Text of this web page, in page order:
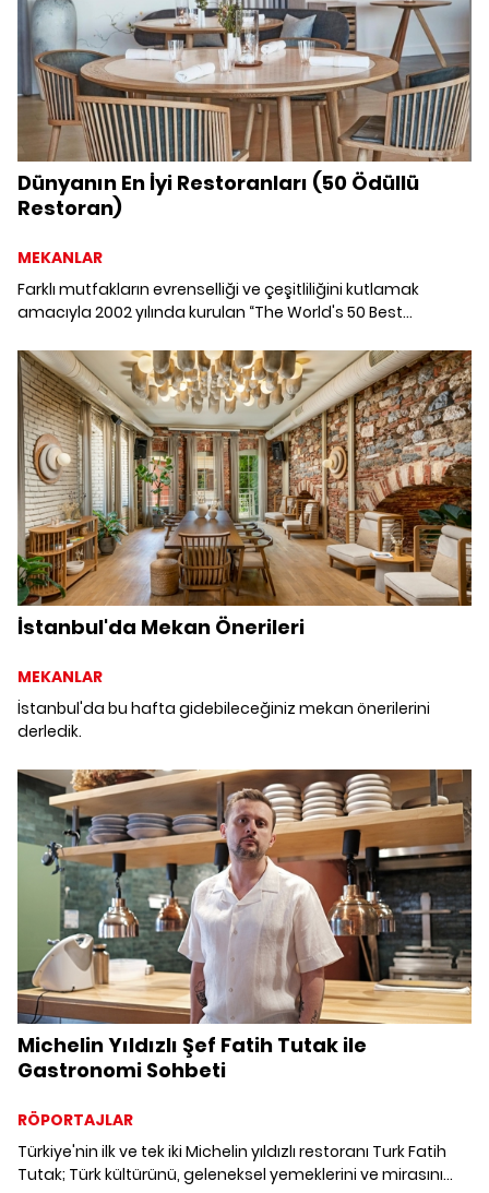
Dünyanın En İyi Restoranları (50 Ödüllü
Restoran)
MEKANLAR
Farklı mutfakların evrenselliği ve çeşitliliğini kutlamak
amacıyla 2002 yılında kurulan “The World's 50 Best
İstanbul'da Mekan Önerileri
MEKANLAR
İstanbul'da bu hafta gidebileceğiniz mekan önerilerini
derledik.
Michelin Yıldızlı Şef Fatih Tutak ile
Gastronomi Sohbeti
RÖPORTAJLAR
Türkiye'nin ilk ve tek iki Michelin yıldızlı restoranı Turk Fatih
Tutak; Türk kültürünü, geleneksel yemeklerini ve mirasını